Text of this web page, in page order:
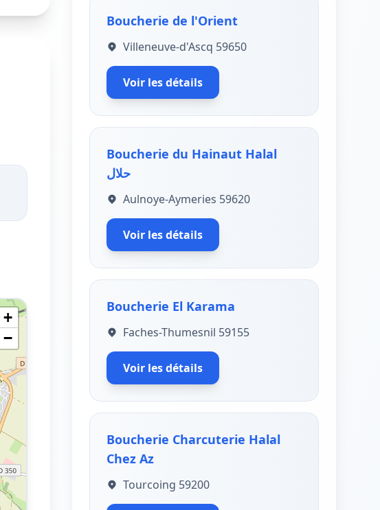
+
−
Boucherie de l'Orient
Villeneuve-d'Ascq 59650
Voir les détails
Boucherie du Hainaut Halal
حلال
Aulnoye-Aymeries 59620
Voir les détails
Boucherie El Karama
Faches-Thumesnil 59155
Voir les détails
Boucherie Charcuterie Halal
Chez Az
Tourcoing 59200